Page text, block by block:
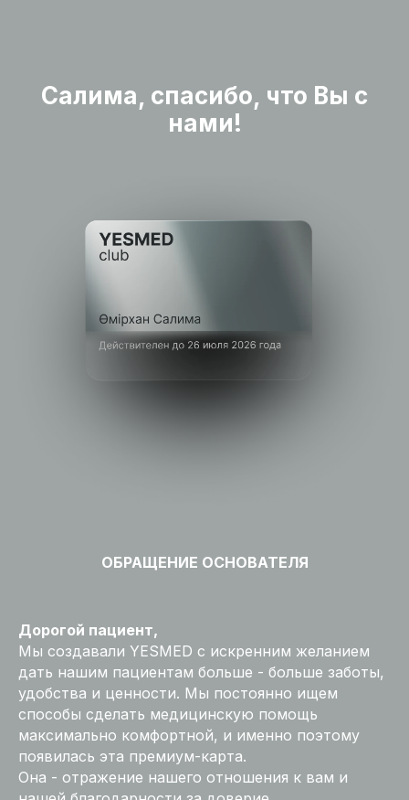
Салима, cпасибо, что Вы с
нами!
ОБРАЩЕНИЕ ОСНОВАТЕЛЯ
Дорогой пациент,
Мы создавали YESMED с искренним желанием
дать нашим пациентам больше - больше заботы,
удобства и ценности. Мы постоянно ищем
способы сделать медицинскую помощь
максимально комфортной, и именно поэтому
появилась эта премиум-карта.
Она - отражение нашего отношения к вам и